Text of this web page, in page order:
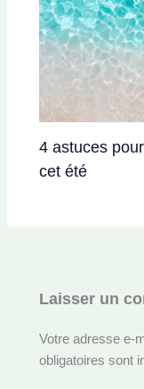
4 astuces
cet été
Laisser un
Votre adresse e-
obligatoires sont